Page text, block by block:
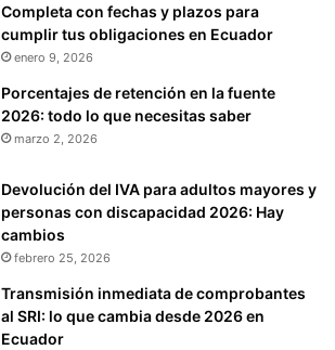
Completa con fechas y plazos para
cumplir tus obligaciones en Ecuador
enero 9, 2026
Porcentajes de retención en la fuente
2026: todo lo que necesitas saber
marzo 2, 2026
Devolución del IVA para adultos mayores y
personas con discapacidad 2026: Hay
cambios
febrero 25, 2026
Transmisión inmediata de comprobantes
al SRI: lo que cambia desde 2026 en
Ecuador